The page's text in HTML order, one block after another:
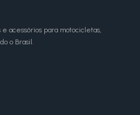
acessórios para motocicletas,
o Brasil.